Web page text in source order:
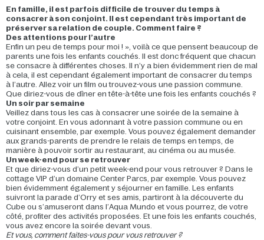
En famille, il est parfois difficile de trouver du temps à
consacrer à son conjoint. Il est cependant très important de
préserver sa relation de couple. Comment faire ?
Des attentions pour l’autre
Enfin un peu de temps pour moi ! », voilà ce que pensent beaucoup de
parents une fois les enfants couchés. Il est donc fréquent que chacun
se consacre à différentes choses. Il n’y a bien évidemment rien de mal
à cela, il est cependant également important de consacrer du temps
à l’autre. Allez voir un film ou trouvez-vous une passion commune.
Que diriez-vous de dîner en tête-à-tête une fois les enfants couchés ?
Un soir par semaine
Veillez dans tous les cas à consacrer une soirée de la semaine à
votre conjoint. En vous adonnant à votre passion commune ou en
cuisinant ensemble, par exemple. Vous pouvez également demander
aux grands-parents de prendre le relais de temps en temps, de
manière à pouvoir sortir au restaurant, au cinéma ou au musée.
Un week-end pour se retrouver
Et que diriez-vous d’un petit week-end pour vous retrouver ? Dans le
cottage VIP d’un domaine Center Parcs, par exemple. Vous pouvez
bien évidemment également y séjourner en famille. Les enfants
suivront la parade d’Orry et ses amis, partiront à la découverte du
Cube ou s’amuseront dans l’Aqua Mundo et vous pourrez, de votre
côté, profiter des activités proposées. Et une fois les enfants couchés,
vous avez encore la soirée devant vous.
Et vous, comment faites-vous pour vous retrouver ?